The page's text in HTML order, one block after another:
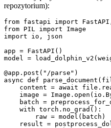
repozytorium):
from fastapi import
from PIL import Image
import io, json
app = FastAPI()
model =
@app.post("/parse")
async def
content = await
image =
batch =
    with torch.no_grad():
        raw = model(batch)
result =